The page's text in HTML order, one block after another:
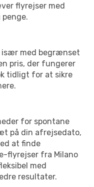
flyrejser med
især med begrænset
pris, der fungerer
tidligt for at sikre
for spontane
på din afrejsedato,
at finde
flyrejser fra Milano
med
resultater.